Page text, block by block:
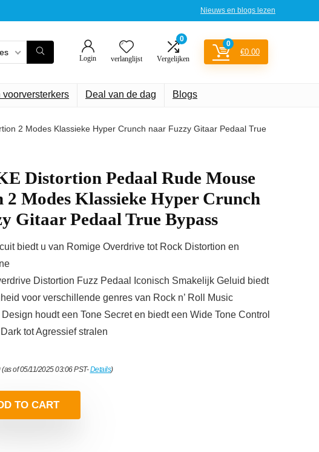
Nieuws en blogs lezen
Login verlanglijst
0
Vergelijken
0
€0.00
voorversterkers Deal van de dag Blogs
2 Modes Klassieke Hyper Crunch naar Fuzzy Gitaar Pedaal True
Distortion Pedaal Rude Mouse
Modes Klassieke Hyper Crunch
Gitaar Pedaal True Bypass
biedt u van Romige Overdrive tot Rock Distortion en
Distortion Fuzz Pedaal Iconisch Smakelijk Geluid biedt
voor verschillende genres van Rock n’ Roll Music
houdt een Tone Secret en biedt een Wide Tone Control
tot Agressief stralen
(as of 05/11/2025 03:06 PST-Details)
TO CART